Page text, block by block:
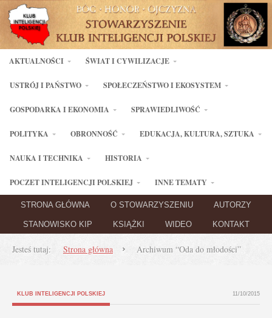
AKTUALNOŚCI ŚWIAT I CYWILIZACJE
USTRÓJ I PAŃSTWO SPOŁECZEŃSTWO I EKOSYSTEM
GOSPODARKA I EKONOMIA SPRAWIEDLIWOŚĆ
POLITYKA OBRONNOŚĆ EDUKACJA, KULTURA, SZTUKA
NAUKA I TECHNIKA HISTORIA
POCZET INTELIGENCJI POLSKIEJ INNE TEMATY
STRONA GŁÓWNA O STOWARZYSZENIU AUTORZY
STANOWISKO KIP KSIĄŻKI WIDEO KONTAKT
Jesteś tutaj: Strona główna Archiwum “Oda do młodości”
KLUB INTELIGENCJI POLSKIEJ 11/10/2015